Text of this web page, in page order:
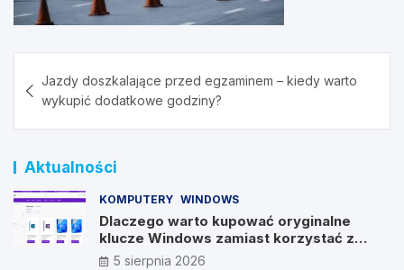
wpisu
Jazdy doszkalające przed egzaminem – kiedy warto
wykupić dodatkowe godziny?
Aktualności
KOMPUTERY WINDOWS
Dlaczego warto kupować oryginalne
klucze Windows zamiast korzystać z
nieautoryzowanych źródeł?
5 sierpnia 2026